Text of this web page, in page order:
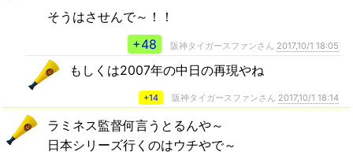
そうはさせんで～！！
+48
阪神タイガースファンさん 2017,10/1 18:05
もしくは2007年の中日の再現やね
+14 阪神タイガースファンさん 2017,10/1 18:14
ラミネス監督何言うとるんや～
日本シリーズ行くのはウチやで～